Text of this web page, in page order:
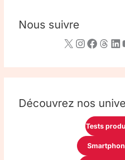
Nous suivre
Découvrez nos
Tests